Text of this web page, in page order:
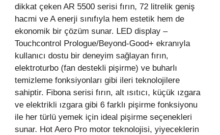
dikkat çeken AR 5500 serisi fırın, 72 litrelik geniş
hacmi ve A enerji sınıfıyla hem estetik hem de
ekonomik bir çözüm sunar. LED display –
Touchcontrol Prologue/Beyond-Good+ ekranıyla
kullanıcı dostu bir deneyim sağlayan fırın,
elektroturbo (fan destekli pişirme) ve buharlı
temizleme fonksiyonları gibi ileri teknolojilere
sahiptir. Fibona serisi fırın, alt ısıtıcı, küçük ızgara
ve elektrikli ızgara gibi 6 farklı pişirme fonksiyonu
ile her türlü yemek için ideal pişirme seçenekleri
sunar. Hot Aero Pro motor teknolojisi, yiyeceklerin